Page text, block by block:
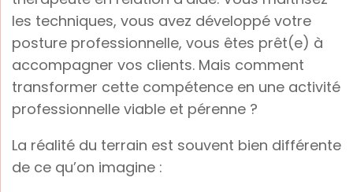
les techniques, vous avez développé votre
posture professionnelle, vous êtes prêt(e) à
accompagner vos clients. Mais comment
transformer cette compétence en une activité
professionnelle viable et pérenne ?
La réalité du terrain est souvent bien différente
de ce qu’on imagine :